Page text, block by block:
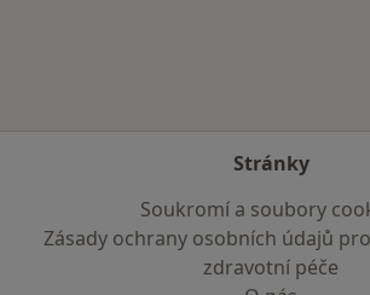
Stránky
Soukromí a soubory
Zásady ochrany osobních údajů
zdravotní péče